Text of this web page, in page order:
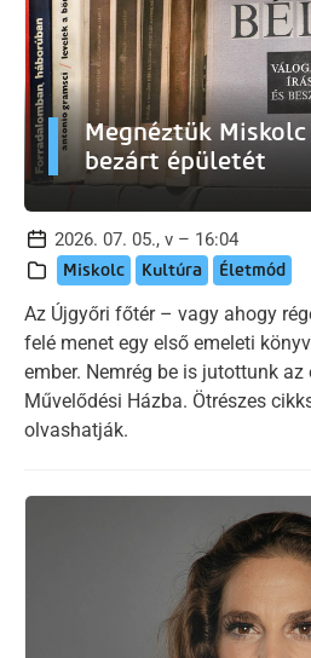
Megnéztük
bezárt épületét
2026. 07. 05., v – 16:04
Miskolc Kultúra Életmód
Az Újgyőri főtér – vagy ahogy
felé menet egy első emeleti
ember. Nemrég be is jutottunk az
Művelődési Házba. Ötrészes
olvashatják.